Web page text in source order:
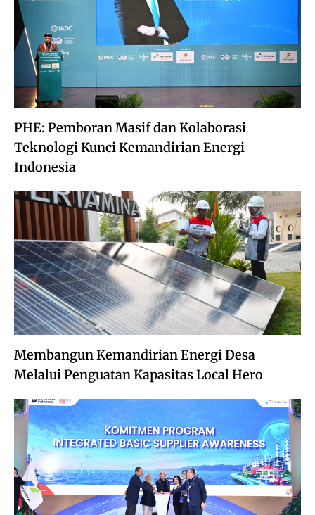
PHE: Pemboran Masif dan Kolaborasi
Teknologi Kunci Kemandirian Energi
Indonesia
Membangun Kemandirian Energi Desa
Melalui Penguatan Kapasitas Local Hero